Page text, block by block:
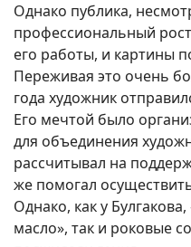
Однако публика,
профессиональный
его работы, и картины
Переживая это очень
года художник
Его мечтой было
для объединения
рассчитывал на
же помогал
Однако, как у
масло», так и роковые